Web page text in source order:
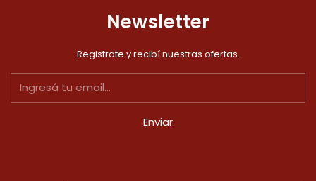
Newsletter
Registrate y recibí nuestras ofertas.